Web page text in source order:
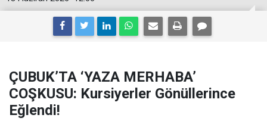
ÇUBUK’TA ‘YAZA MERHABA’
COŞKUSU: Kursiyerler Gönüllerince
Eğlendi!